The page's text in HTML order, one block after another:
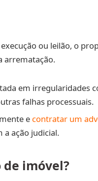
ou leilão, o
arrematação.
em irregularidades
falhas processuais.
e contratar um
ação judicial.
imóvel?